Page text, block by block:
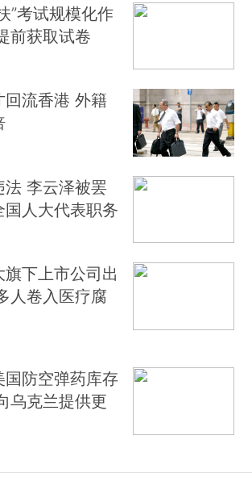
”考试规模化作
前获取试卷
流香港 外籍
法 李云泽被罢
国人大代表职务
旗下上市公司出
人卷入医疗腐
国防空弹药库存
乌克兰提供更